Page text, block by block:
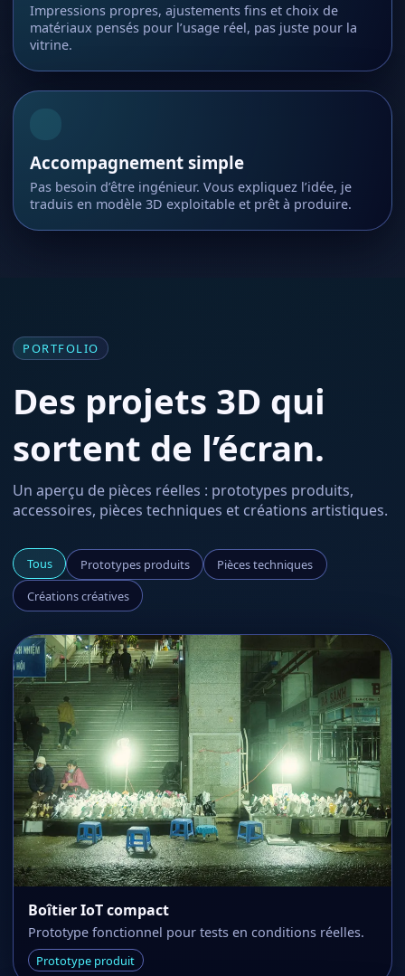
Impressions propres, ajustements fins et choix de
matériaux pensés pour l’usage réel, pas juste pour la
vitrine.
Accompagnement simple
Pas besoin d’être ingénieur. Vous expliquez l’idée, je
traduis en modèle 3D exploitable et prêt à produire.
PORTFOLIO
Des projets 3D qui
sortent de l’écran.
Un aperçu de pièces réelles : prototypes produits,
accessoires, pièces techniques et créations artistiques.
Tous Prototypes produits
Pièces techniques
Créations créatives
Boîtier IoT compact
Prototype fonctionnel pour tests en conditions réelles.
Prototype produit